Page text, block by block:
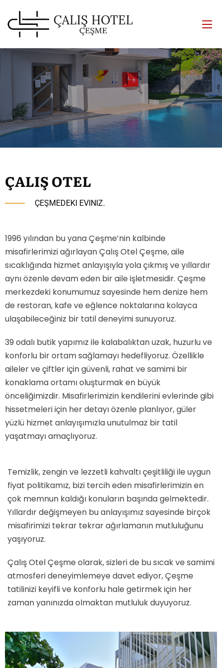
ÇALIŞ OTEL
ÇEŞMEDEKI EVINIZ.
1996 yılından bu yana Çeşme’nin kalbinde
misafirlerimizi ağırlayan Çalış Otel Çeşme, aile
sıcaklığında hizmet anlayışıyla yola çıkmış ve yıllardır
aynı özenle devam eden bir aile işletmesidir. Çeşme
merkezdeki konumumuz sayesinde hem denize hem
de restoran, kafe ve eğlence noktalarına kolayca
ulaşabileceğiniz bir tatil deneyimi sunuyoruz.
39 odalı butik yapımız ile kalabalıktan uzak, huzurlu ve
konforlu bir ortam sağlamayı hedefliyoruz. Özellikle
aileler ve çiftler için güvenli, rahat ve samimi bir
konaklama ortamı oluşturmak en büyük
önceliğimizdir. Misafirlerimizin kendilerini evlerinde gibi
hissetmeleri için her detayı özenle planlıyor, güler
yüzlü hizmet anlayışımızla unutulmaz bir tatil
yaşatmayı amaçlıyoruz.
Temizlik, zengin ve lezzetli kahvaltı çeşitliliği ile uygun
fiyat politikamız, bizi tercih eden misafirlerimizin en
çok memnun kaldığı konuların başında gelmektedir.
Yıllardır değişmeyen bu anlayışımız sayesinde birçok
misafirimizi tekrar tekrar ağırlamanın mutluluğunu
yaşıyoruz.
Çalış Otel Çeşme olarak, sizleri de bu sıcak ve samimi
atmosferi deneyimlemeye davet ediyor, Çeşme
tatilinizi keyifli ve konforlu hale getirmek için her
zaman yanınızda olmaktan mutluluk duyuyoruz.